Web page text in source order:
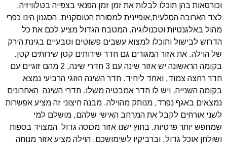
וכורסאות בהן תוכלו לבלות את זמן זמן הפנאי בצפייה בטלוויזיה,
לצד הארובה הסלעית,אופיינית למסורת הטוסקנית. הסגנון הינו כפרי
מהול באלגנטיות וטכנולוגיה. המטבח הגדול מציע לכם את כל
הדרוש לבישול ותוכלו למצוא עשבים פשוטים וטבעיים בגינת הירק
של הוילה. את אזור המגורים גם חדר שירותים קטן שירותים קטן.
בקומה הראשונה יש אזור שינה עם 3 חדרי שינה, 2 מהם זוגיים עם
חדר רחצה צמוד, ואחד ליחיד. חדר השינה הזוגי הרביעי נמצא
בקומה השנייה, ויש לו חדר אמבטיה משלו. חדרי השינה האחרונים
נמצאים באגף נפרד, מנותק מהוילה. מבנה חיצוני זה מציע אפשרות
לשני אורחים לקבל את המרחב האישי שלהם, מושלם למי
שמחפש יותר פרטיות. בחוץ ישנו אזור מכוסה גדול המצויד בספות
ושולחן אוכל גדול, וברביקיו לשימושכם. הוילה מציע אזור מנוחה